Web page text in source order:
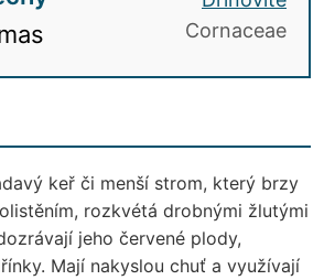
Cornaceae
keř či menší strom, který brzy
rozkvétá drobnými žlutými
jeho červené plody,
Mají nakyslou chuť a využívají